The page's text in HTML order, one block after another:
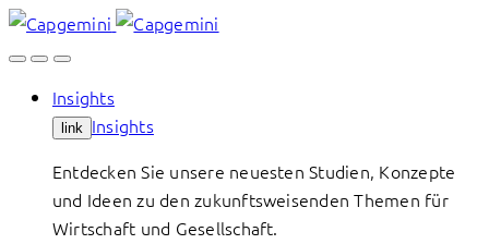
Skip
to
Insights
link Insights
Entdecken Sie unsere neuesten Studien, Konzepte
und Ideen zu den zukunftsweisenden Themen für
Wirtschaft und Gesellschaft.